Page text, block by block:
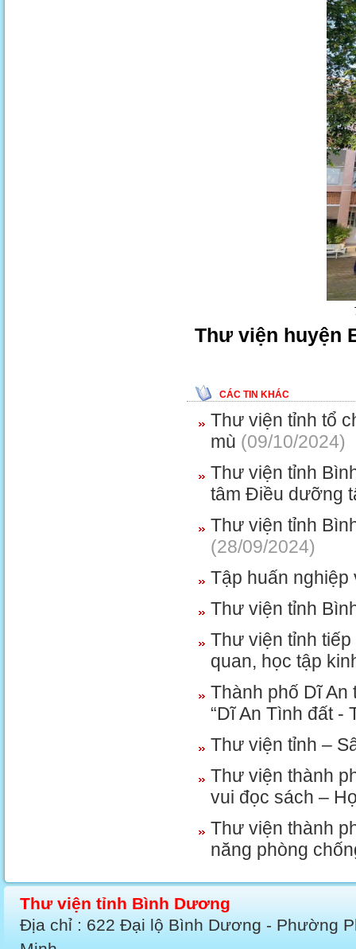
Thư viện huyện
CÁC TIN KHÁC
Thư viện tỉnh tổ
mù (09/10/2024)
Thư viện tỉnh
tâm Điều dưỡng
Thư viện tỉnh
(28/09/2024)
Tập huấn
Thư viện tỉnh
Thư viện tỉnh
quan, học tập
Thành phố Dĩ An
“Dĩ An Tình đất -
Thư viện tỉnh –
Thư viện thành
vui đọc sách –
Thư viện thành
năng phòng
Thư viện tỉnh Bình Dương
Địa chỉ : 622 Đại lộ Bình Dương - Phường